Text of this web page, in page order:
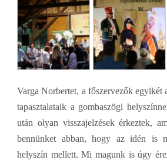
Varga Norbertet, a főszervezők egyikét
tapasztalataik a gombaszögi
után olyan visszajelzések érkeztek,
bennünket abban, hogy az idén is
helyszín mellett. Mi magunk is úgy